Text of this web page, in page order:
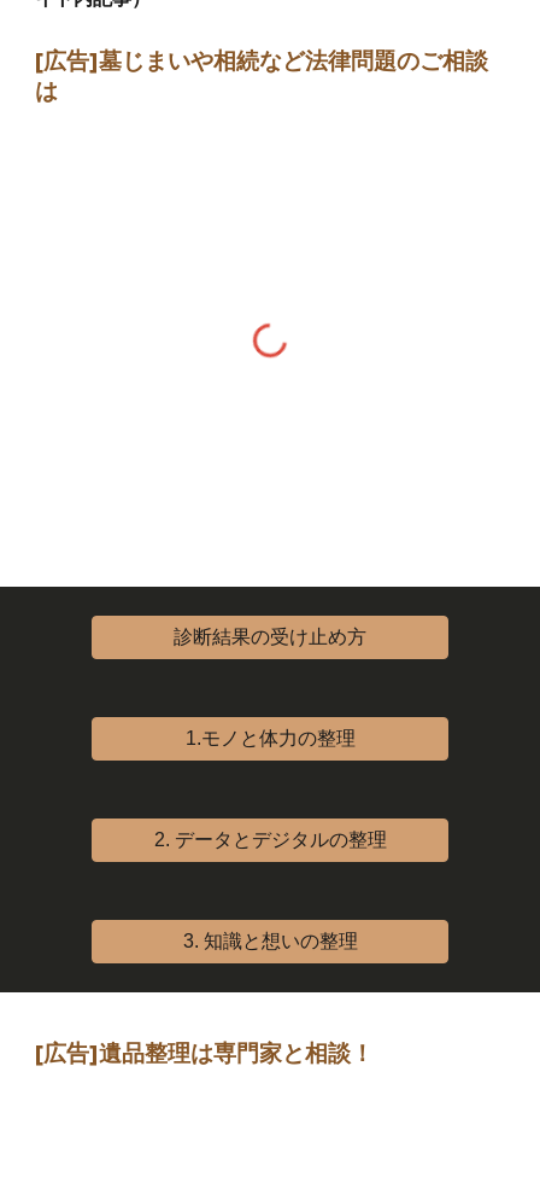
[広告]墓じまいや相続など法律問題のご相談
は
診断結果の受け止め方
1.モノと体力の整理
2. データとデジタルの整理
3. 知識と想いの整理
[広告]遺品整理は専門家と相談 ！